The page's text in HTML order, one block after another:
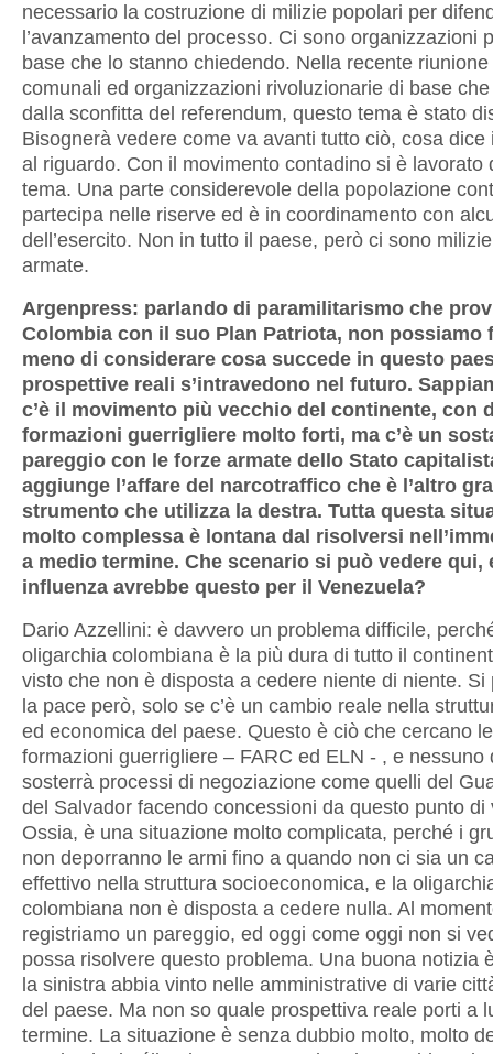
necessario la costruzione di milizie popolari per
l’avanzamento del processo. Ci sono organizzazioni
base che lo stanno chiedendo. Nella recente
comunali ed organizzazioni rivoluzionarie di base
dalla sconfitta del referendum, questo tema è stato
Bisognerà vedere come va avanti tutto ciò, cosa dice
al riguardo. Con il movimento contadino si è lavorato
tema. Una parte considerevole della popolazione
partecipa nelle riserve ed è in coordinamento con
dell’esercito. Non in tutto il paese, però ci sono
armate.
Argenpress: parlando di paramilitarismo che
Colombia con il suo Plan Patriota, non possiamo
meno di considerare cosa succede in questo
prospettive reali s’intravedono nel futuro.
c’è il movimento più vecchio del continente, con
formazioni guerrigliere molto forti, ma c’è un
pareggio con le forze armate dello Stato
aggiunge l’affare del narcotraffico che è l’altro
strumento che utilizza la destra. Tutta questa
molto complessa è lontana dal risolversi
a medio termine. Che scenario si può vedere qui,
influenza avrebbe questo per il Venezuela?
Dario Azzellini: è davvero un problema difficile,
oligarchia colombiana è la più dura di tutto il
visto che non è disposta a cedere niente di niente. Si
la pace però, solo se c’è un cambio reale nella
ed economica del paese. Questo è ciò che cercano
formazioni guerrigliere – FARC ed ELN - , e nessuno
sosterrà processi di negoziazione come quelli del
del Salvador facendo concessioni da questo punto di
Ossia, è una situazione molto complicata, perché i
non deporranno le armi fino a quando non ci sia un
effettivo nella struttura socioeconomica, e la
colombiana non è disposta a cedere nulla. Al
registriamo un pareggio, ed oggi come oggi non si
possa risolvere questo problema. Una buona notizia
la sinistra abbia vinto nelle amministrative di varie
del paese. Ma non so quale prospettiva reale porti a
termine. La situazione è senza dubbio molto, molto